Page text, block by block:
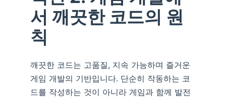
서 깨끗한 코드의 원
칙
깨끗한 코드는 고품질, 지속 가능하며 즐거운
게임 개발의 기반입니다. 단순히 작동하는 코
드를 작성하는 것이 아니라 게임과 함께 발전